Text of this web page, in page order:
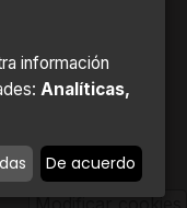
11370.
Modificar cookies
información
Analíticas,
De acuerdo